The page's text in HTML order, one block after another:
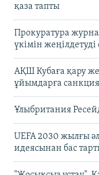
қаза тапты
Прокуратура
үкімін жеңілдетуді
АҚШ Кубаға қару
ұйымдарға
Ұлыбритания
UEFA 2030 жылғы
идеясынан бас